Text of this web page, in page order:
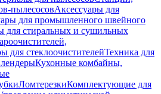
пылесосовАксессуары для
для промышленного швейного
для стиральных и сушильных
для стеклоочистителейТехника для
Кухонные комбайны,
ЛомтерезкиКомплектующие для